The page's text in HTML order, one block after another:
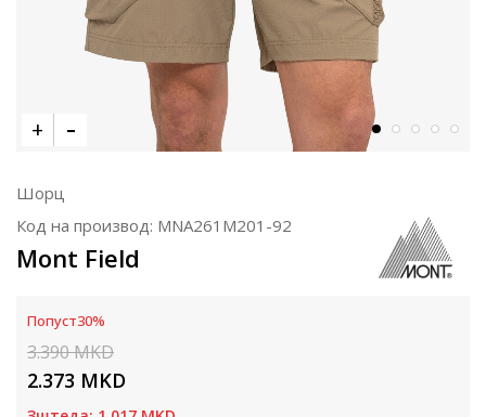
Шорц
Код на производ: MNA261M201-92
Mont Field
Попуст30%
3.390MKD
2.373 MKD